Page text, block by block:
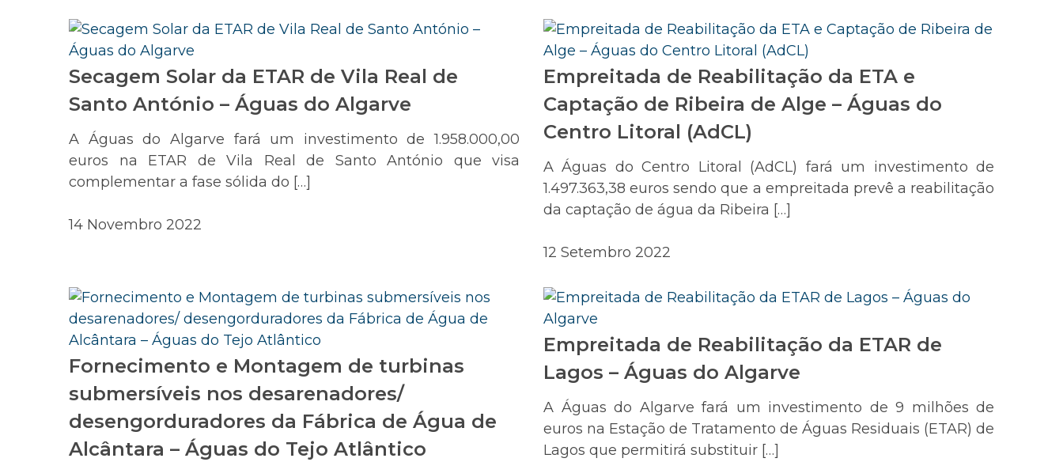
Secagem Solar da ETAR de Vila Real de
Santo António – Águas do Algarve
A Águas do Algarve fará um investimento de 1.958.000,00
euros na ETAR de Vila Real de Santo António que visa
complementar a fase sólida do […]
14 Novembro 2022
Empreitada de Reabilitação da ETA e
Captação de Ribeira de Alge – Águas do
Centro Litoral (AdCL)
A Águas do Centro Litoral (AdCL) fará um investimento de
1.497.363,38 euros sendo que a empreitada prevê a reabilitação
da captação de água da Ribeira […]
12 Setembro 2022
Fornecimento e Montagem de turbinas
submersíveis nos desarenadores/
desengorduradores da Fábrica de Água de
Alcântara – Águas do Tejo Atlântico
Empreitada de Reabilitação da ETAR de
Lagos – Águas do Algarve
A Águas do Algarve fará um investimento de 9 milhões de
euros na Estação de Tratamento de Águas Residuais (ETAR) de
Lagos que permitirá substituir […]